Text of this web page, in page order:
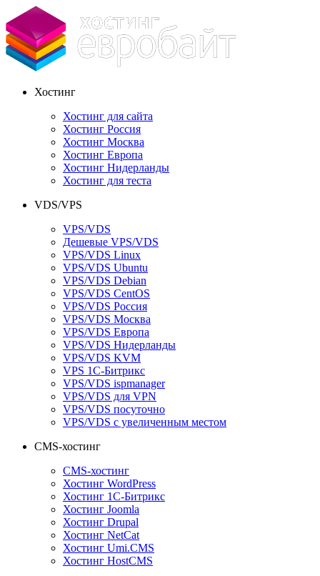
Хостинг
Хостинг для сайта
Хостинг Россия
Хостинг Москва
Хостинг Европа
Хостинг Нидерланды
Хостинг для теста
VDS/VPS
VPS/VDS
Дешевые VPS/VDS
VPS/VDS Linux
VPS/VDS Ubuntu
VPS/VDS Debian
VPS/VDS CentOS
VPS/VDS Россия
VPS/VDS Москва
VPS/VDS Европа
VPS/VDS Нидерланды
VPS/VDS KVM
VPS 1С-Битрикс
VPS/VDS ispmanager
VPS/VDS для VPN
VPS/VDS посуточно
VPS/VDS с увеличенным местом
CMS-хостинг
CMS-хостинг
Хостинг WordPress
Хостинг 1С-Битрикс
Хостинг Joomla
Хостинг Drupal
Хостинг NetCat
Хостинг Umi.CMS
Хостинг HostCMS